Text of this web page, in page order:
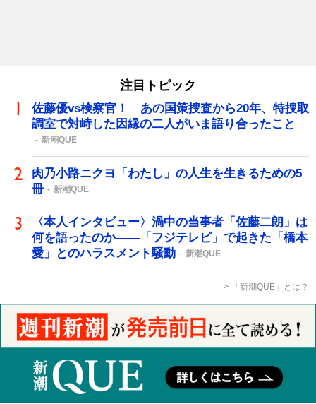
注目トピック
佐藤優vs検察官！ あの国策捜査から20年、特捜取
調室で対峙した因縁の二人がいま語り合ったこと
新潮QUE
肉乃小路ニクヨ「わたし」の人生を生きるための5
冊
新潮QUE
〈本人インタビュー〉渦中の当事者「佐藤二朗」は
何を語ったのか――「フジテレビ」で起きた「橋本
愛」とのハラスメント騒動
新潮QUE
「新潮QUE」とは？